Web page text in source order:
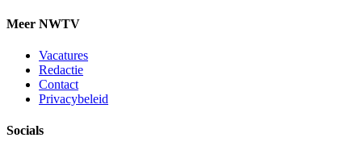
Meer NWTV
Vacatures
Redactie
Contact
Privacybeleid
Socials